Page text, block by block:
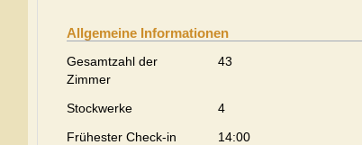
Allgemeine Informationen
Gesamtzahl der
Zimmer
43
Stockwerke
4
Frühester Check-in
14:00